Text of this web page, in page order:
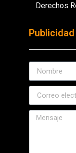
Derechos
Publicidad